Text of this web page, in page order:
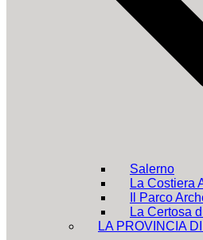
Salerno
La Costiera
Il Parco
La Certosa
LA PROVINCIA